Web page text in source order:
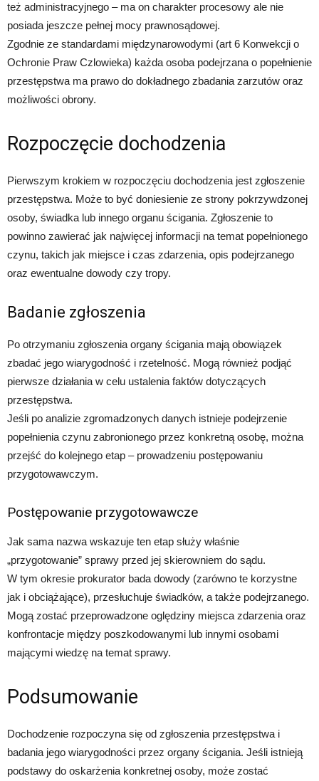
też administracyjnego – ma on charakter procesowy ale nie
posiada jeszcze pełnej mocy prawnosądowej.
Zgodnie ze standardami międzynarowodymi (art 6 Konwekcji o
Ochronie Praw Czlowieka) każda osoba podejrzana o popełnienie
przestępstwa ma prawo do dokładnego zbadania zarzutów oraz
możliwości obrony.
Rozpoczęcie dochodzenia
Pierwszym krokiem w rozpoczęciu dochodzenia jest zgłoszenie
przestępstwa. Może to być doniesienie ze strony pokrzywdzonej
osoby, świadka lub innego organu ścigania. Zgłoszenie to
powinno zawierać jak najwięcej informacji na temat popełnionego
czynu, takich jak miejsce i czas zdarzenia, opis podejrzanego
oraz ewentualne dowody czy tropy.
Badanie zgłoszenia
Po otrzymaniu zgłoszenia organy ścigania mają obowiązek
zbadać jego wiarygodność i rzetelność. Mogą również podjąć
pierwsze działania w celu ustalenia faktów dotyczących
przestępstwa.
Jeśli po analizie zgromadzonych danych istnieje podejrzenie
popełnienia czynu zabronionego przez konkretną osobę, można
przejść do kolejnego etap – prowadzeniu postępowaniu
przygotowawczym.
Postępowanie przygotowawcze
Jak sama nazwa wskazuje ten etap służy właśnie
„przygotowanie” sprawy przed jej skierowniem do sądu.
W tym okresie prokurator bada dowody (zarówno te korzystne
jak i obciążające), przesłuchuje świadków, a także podejrzanego.
Mogą zostać przeprowadzone oględziny miejsca zdarzenia oraz
konfrontacje między poszkodowanymi lub innymi osobami
mającymi wiedzę na temat sprawy.
Podsumowanie
Dochodzenie rozpoczyna się od zgłoszenia przestępstwa i
badania jego wiarygodności przez organy ścigania. Jeśli istnieją
podstawy do oskarżenia konkretnej osoby, może zostać